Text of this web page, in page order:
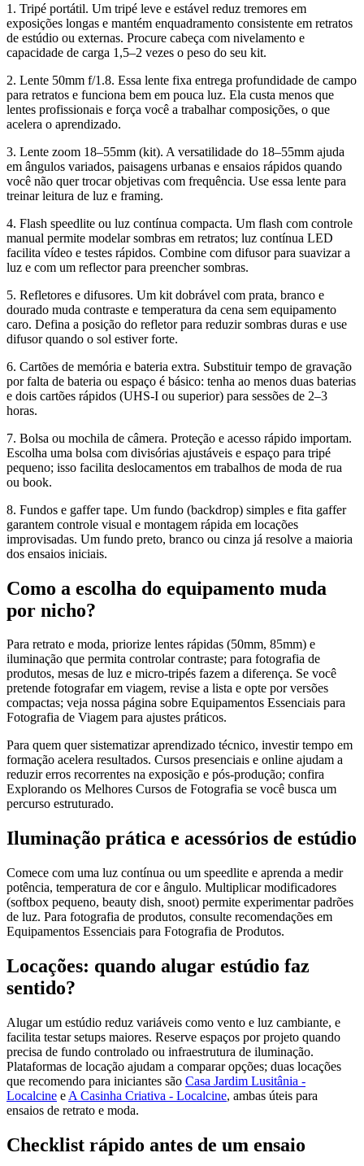
1. Tripé portátil. Um tripé leve e estável reduz tremores em
exposições longas e mantém enquadramento consistente em retratos
de estúdio ou externas. Procure cabeça com nivelamento e
capacidade de carga 1,5–2 vezes o peso do seu kit.
2. Lente 50mm f/1.8. Essa lente fixa entrega profundidade de campo
para retratos e funciona bem em pouca luz. Ela custa menos que
lentes profissionais e força você a trabalhar composições, o que
acelera o aprendizado.
3. Lente zoom 18–55mm (kit). A versatilidade do 18–55mm ajuda
em ângulos variados, paisagens urbanas e ensaios rápidos quando
você não quer trocar objetivas com frequência. Use essa lente para
treinar leitura de luz e framing.
4. Flash speedlite ou luz contínua compacta. Um flash com controle
manual permite modelar sombras em retratos; luz contínua LED
facilita vídeo e testes rápidos. Combine com difusor para suavizar a
luz e com um reflector para preencher sombras.
5. Refletores e difusores. Um kit dobrável com prata, branco e
dourado muda contraste e temperatura da cena sem equipamento
caro. Defina a posição do refletor para reduzir sombras duras e use
difusor quando o sol estiver forte.
6. Cartões de memória e bateria extra. Substituir tempo de gravação
por falta de bateria ou espaço é básico: tenha ao menos duas baterias
e dois cartões rápidos (UHS-I ou superior) para sessões de 2–3
horas.
7. Bolsa ou mochila de câmera. Proteção e acesso rápido importam.
Escolha uma bolsa com divisórias ajustáveis e espaço para tripé
pequeno; isso facilita deslocamentos em trabalhos de moda de rua
ou book.
8. Fundos e gaffer tape. Um fundo (backdrop) simples e fita gaffer
garantem controle visual e montagem rápida em locações
improvisadas. Um fundo preto, branco ou cinza já resolve a maioria
dos ensaios iniciais.
Como a escolha do equipamento muda
por nicho?
Para retrato e moda, priorize lentes rápidas (50mm, 85mm) e
iluminação que permita controlar contraste; para fotografia de
produtos, mesas de luz e micro-tripés fazem a diferença. Se você
pretende fotografar em viagem, revise a lista e opte por versões
compactas; veja nossa página sobre Equipamentos Essenciais para
Fotografia de Viagem para ajustes práticos.
Para quem quer sistematizar aprendizado técnico, investir tempo em
formação acelera resultados. Cursos presenciais e online ajudam a
reduzir erros recorrentes na exposição e pós‑produção; confira
Explorando os Melhores Cursos de Fotografia se você busca um
percurso estruturado.
Iluminação prática e acessórios de estúdio
Comece com uma luz contínua ou um speedlite e aprenda a medir
potência, temperatura de cor e ângulo. Multiplicar modificadores
(softbox pequeno, beauty dish, snoot) permite experimentar padrões
de luz. Para fotografia de produtos, consulte recomendações em
Equipamentos Essenciais para Fotografia de Produtos.
Locações: quando alugar estúdio faz
sentido?
Alugar um estúdio reduz variáveis como vento e luz cambiante, e
facilita testar setups maiores. Reserve espaços por projeto quando
precisa de fundo controlado ou infraestrutura de iluminação.
Plataformas de locação ajudam a comparar opções; duas locações
que recomendo para iniciantes são Casa Jardim Lusitânia -
Localcine e A Casinha Criativa - Localcine, ambas úteis para
ensaios de retrato e moda.
Checklist rápido antes de um ensaio